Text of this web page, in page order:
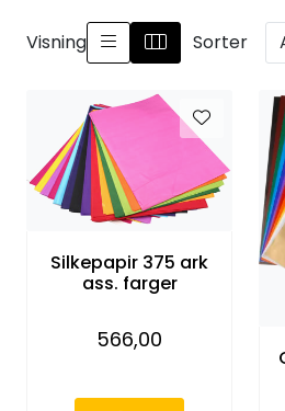
Visning Sorter
Silkepapir 375 ark
ass. farger
566,00
FAGOMRÅDER
MØBLER, INVENTAR OG UTSTYR
LEKEPLASS
SPORT OG TRENING
KONTORMØBLER OG
OUTLET & GJENBRUK
KATALOGER